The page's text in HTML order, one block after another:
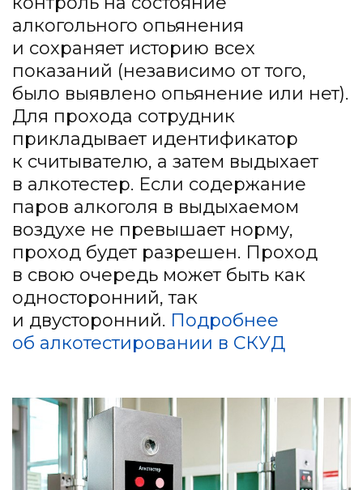
алкогольного опьянения
и сохраняет историю всех
показаний (независимо от того,
было выявлено опьянение или нет).
Для прохода сотрудник
прикладывает идентификатор
к считывателю, а затем выдыхает
в алкотестер. Если содержание
паров алкоголя в выдыхаемом
воздухе не превышает норму,
проход будет разрешен. Проход
в свою очередь может быть как
односторонний, так
и двусторонний. Подробнее
об алкотестировании в СКУД